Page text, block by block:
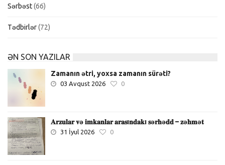
Sərbəst(66)
Tədbirlər(72)
ƏN SON YAZILAR
Zamanın ətri, yoxsa zamanın sürəti?
03 Avqust 2026 0
𝐀𝐫𝐳𝐮𝐥𝐚𝐫 𝐯ə 𝐢𝐦𝐤𝐚𝐧𝐥𝐚𝐫 𝐚𝐫𝐚𝐬ı𝐧𝐝𝐚𝐤ı 𝐬ə𝐫𝐡ə𝐝𝐝 – 𝐳ə𝐡𝐦ə𝐭
31 İyul 2026 0